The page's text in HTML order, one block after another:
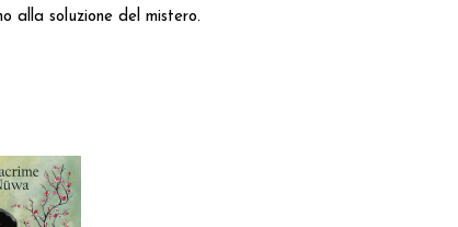
alla soluzione del mistero.